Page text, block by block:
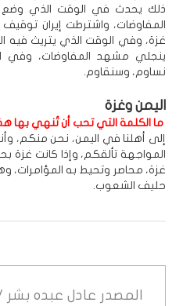
ذلك يحدث في الوقت الذي
المفاوضات، واشترطت إيران
غزة، وفي الوقت الذي يتريث
ينجلي مشهد المفاوضات، وفي
نساوم، وسنقاوم.
اليمن وغزة
ما الكلمة التي تحب أن تُنهي بها
إلى أهلنا في اليمن، نحن منكم،
المواجهة تألقكم، وإذا كانت غزة
غزة، محاصر وتحيط به المؤامرات،
حليف الشعوب.
المصدر عادل عبده بشر /